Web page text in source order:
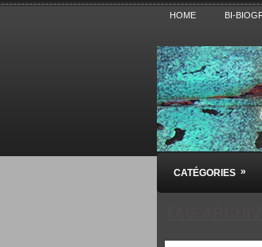
HOME BI-
Blog polémique sur
CATÉGORIES »